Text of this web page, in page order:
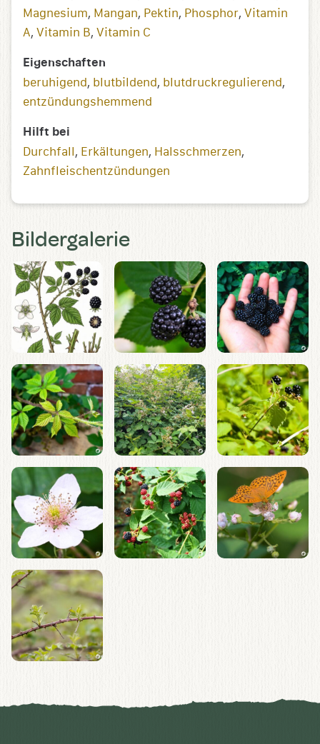
Magnesium, Mangan, Pektin, Phosphor, Vitamin
A, Vitamin B, Vitamin C
Eigenschaften
beruhigend, blutbildend, blutdruckregulierend,
entzündungs­­hemmend
Hilft bei
Durchfall , Erkältungen, Halsschmerzen,
Zahnfleischentzündungen
Bildergalerie